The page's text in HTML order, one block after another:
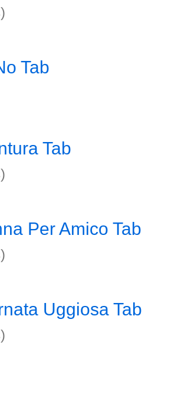
Tab
Tab
Per Amico Tab
Uggiosa Tab